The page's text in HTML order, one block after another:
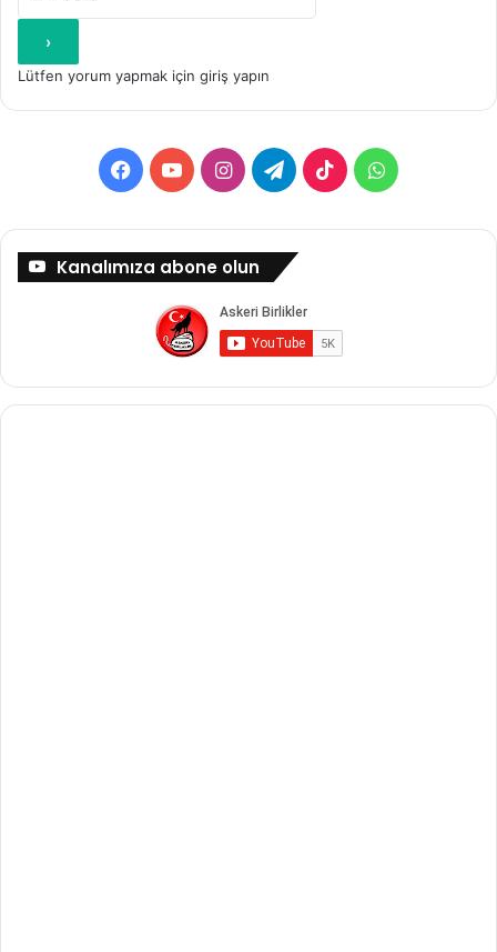
Lütfen yorum yapmak için giriş yapın
Facebook
YouTubeInstagramTelegramTikTokWhatsApp
Kanalımıza abone olun